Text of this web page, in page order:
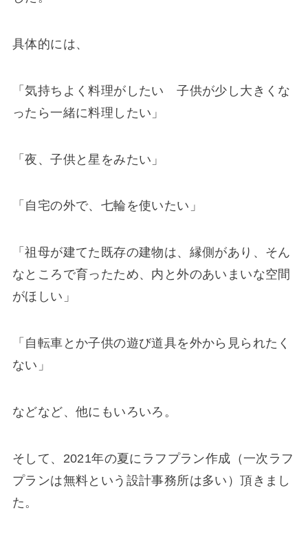
具体的には、
「気持ちよく料理がしたい 子供が少し大きくな
ったら一緒に料理したい」
「夜、子供と星をみたい」
「自宅の外で、七輪を使いたい」
「祖母が建てた既存の建物は、縁側があり、そん
なところで育ったため、内と外のあいまいな空間
がほしい」
「自転車とか子供の遊び道具を外から見られたく
ない」
などなど、他にもいろいろ。
そして、2021年の夏にラフプラン作成（一次ラフ
プランは無料という設計事務所は多い）頂きまし
た。